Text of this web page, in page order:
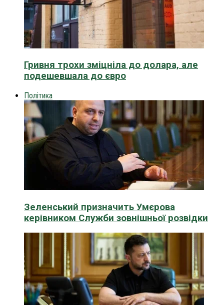
Гривня трохи зміцніла до долара, але
подешевшала до євро
Політика
Зеленський призначить Умєрова
керівником Служби зовнішньої розвідки